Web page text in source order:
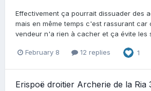
Effectivement ça pourrait dissuader des
mais en même temps c'est rassurant car
vendeur n'a rien à cacher et ça évite les
February 8 12 replies 1
Erispoë droitier Archerie de la Ria